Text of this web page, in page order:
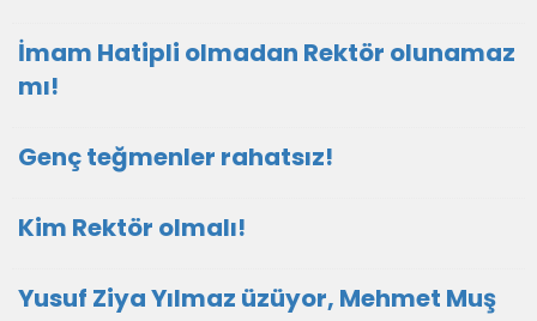
İmam Hatipli olmadan Rektör olunamaz
mı!
Genç teğmenler rahatsız!
Kim Rektör olmalı!
Yusuf Ziya Yılmaz üzüyor, Mehmet Muş